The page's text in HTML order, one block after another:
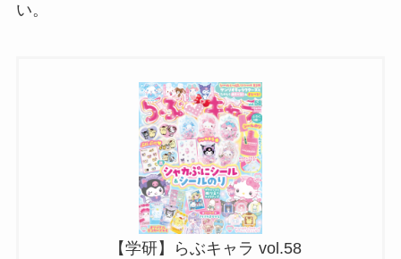
い。
【学研】らぶキャラ vol.58